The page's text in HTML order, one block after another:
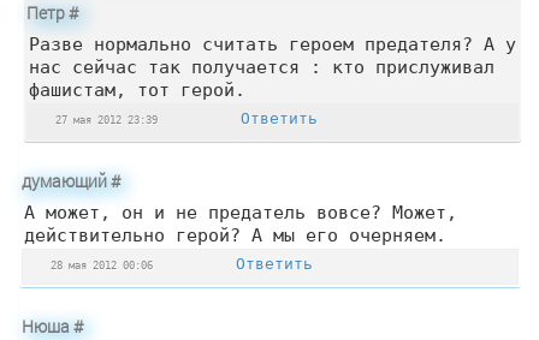
Петр#
Разве нормально считать героем предателя? А у
нас сейчас так получается : кто прислуживал
фашистам, тот герой.
27 мая 2012 23:39 Ответить
думающий#
А может, он и не предатель вовсе? Может,
действительно герой? А мы его очерняем.
28 мая 2012 00:06 Ответить
Нюша#